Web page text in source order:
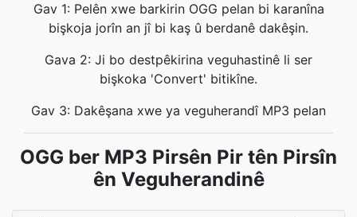
Gav 1: Pelên xwe barkirin OGG pelan bi karanîna
bişkoja jorîn an jî bi kaş û berdanê dakêşin.
Gava 2: Ji bo destpêkirina veguhastinê li ser
bişkoka 'Convert' bitikîne.
Gav 3: Dakêşana xwe ya veguherandî MP3 pelan
OGG ber MP3 Pirsên Pir tên Pirsîn
ên Veguherandinê